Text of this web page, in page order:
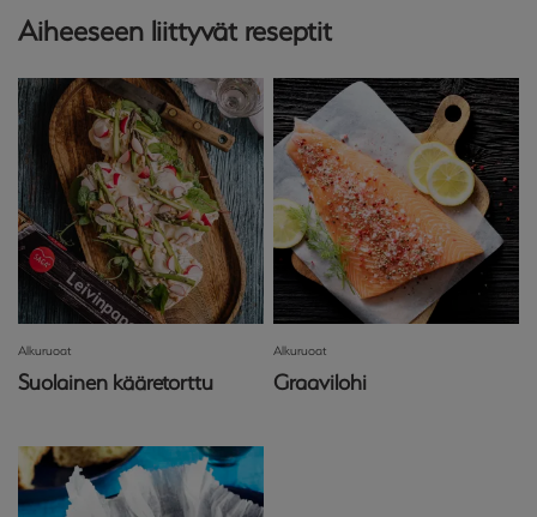
Aiheeseen liittyvät reseptit
Alkuruoat
Suolainen kääretorttu
Alkuruoat
Graavilohi